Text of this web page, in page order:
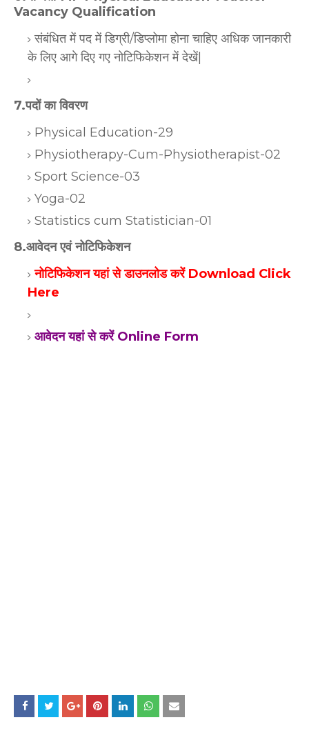
Vacancy Qualification
संबंधित में पद में डिग्री/डिप्लोमा होना चाहिए अधिक जानकारी
के लिए आगे दिए गए नोटिफिकेशन में देखें|
7.पदों का विवरण
Physical Education-29
Physiotherapy-Cum-Physiotherapist-02
Sport Science-03
Yoga-02
Statistics cum Statistician-01
8.आवेदन एवं नोटिफिकेशन
नोटिफिकेशन यहां से डाउनलोड करें Download Click
Here
आवेदन यहां से करें Online Form